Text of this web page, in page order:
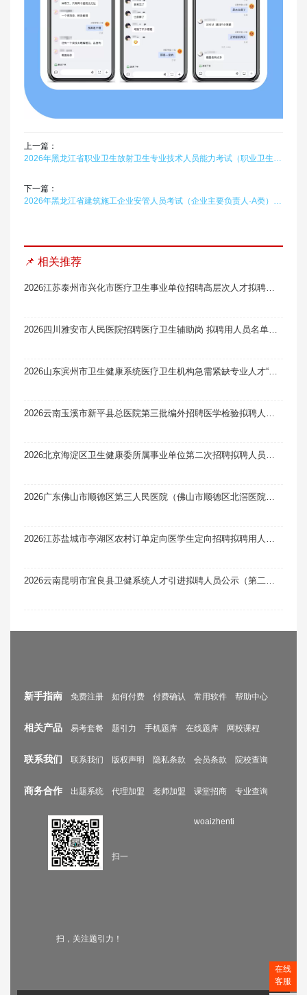
上一篇：
2026年黑龙江省职业卫生放射卫生专业技术人员能力考试（职业卫生评价）题库软件题引力
下一篇：
2026年黑龙江省建筑施工企业安管人员考试（企业主要负责人·A类）题库软件题引力
📌 相关推荐
新手指南 免费注册 如何付费 付费确认 常用软件 帮助中心
相关产品 易考套餐 题引力 手机题库 在线题库 网校课程
联系我们 联系我们 版权声明 隐私条款 会员条款 院校查询
商务合作 出题系统 代理加盟 老师加盟 课堂招商 专业查询
扫一
扫，关注题引力！
woaizhenti
在线
客服